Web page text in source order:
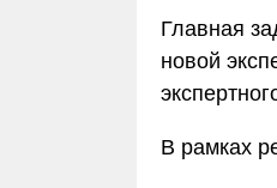
Главная
новой
В рамках